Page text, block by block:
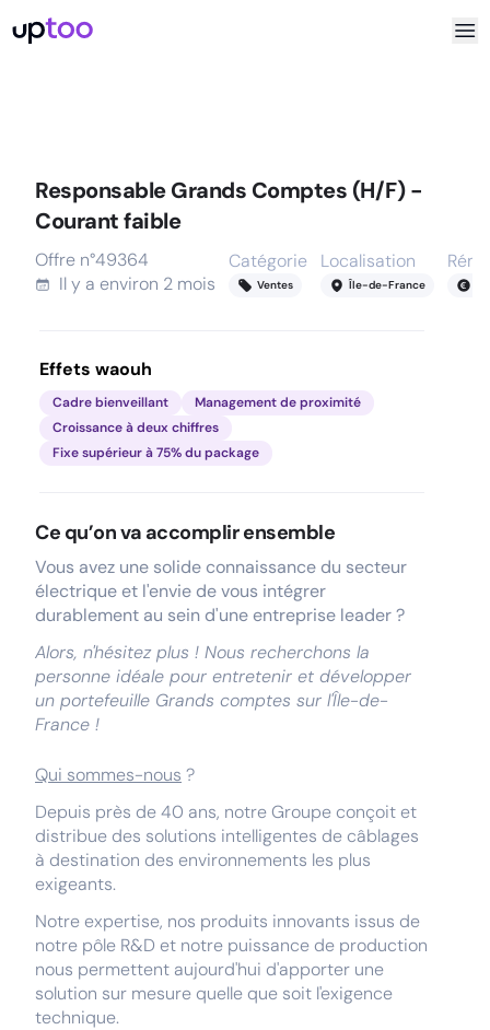
Responsable Grands Comptes (H/F) -
Courant faible
Offre n°49364
Il y a environ 2 mois
Catégorie
Ventes
Localisation
Île-de-France
Effets waouh
Cadre bienveillant
Management de proximité
Croissance à deux chiffres
Fixe supérieur à 75% du package
Ce qu’on va accomplir ensemble
Vous avez une solide connaissance du secteur
électrique et l'envie de vous intégrer
durablement au sein d'une entreprise leader ?
Alors, n'hésitez plus ! Nous recherchons la
personne idéale pour entretenir et développer
un portefeuille Grands comptes sur l'Île-de-
France !
Qui sommes-nous ?
Depuis près de 40 ans, notre Groupe conçoit et
distribue des solutions intelligentes de câblages
à destination des environnements les plus
exigeants.
Notre expertise, nos produits innovants issus de
notre pôle R&D et notre puissance de production
nous permettent aujourd'hui d'apporter une
solution sur mesure quelle que soit l'exigence
technique.